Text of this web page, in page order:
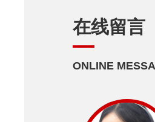
在线留言
ONLINE